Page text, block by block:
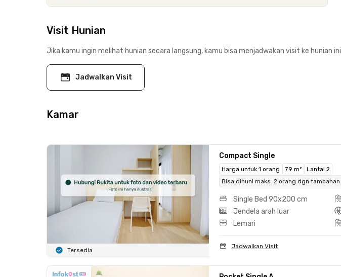
Visit Hunian
Jika kamu ingin melihat hunian secara langsung, kamu bisa menjadwakan visit ke hunian ini
Jadwalkan Visit
Kamar
Tersedia
Compact Single
Harga untuk 1 orang 7.9 m²
Lantai 2
Bisa dihuni maks. 2 orang dgn tambahan
Single Bed 90x200 cm
Jendela arah luar
Lemari
Jadwalkan Visit